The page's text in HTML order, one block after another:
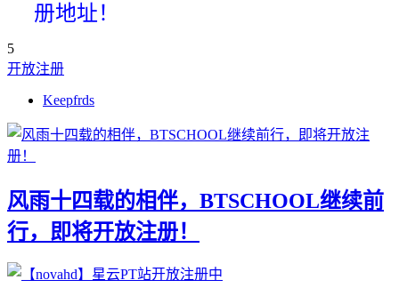
册地址！
5
开放注册
Keepfrds
风雨十四载的相伴，BTSCHOOL继续前
行，即将开放注册！